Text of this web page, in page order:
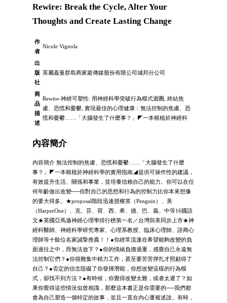
Rewire: Break the Cycle, Alter Your
Thoughts and Create Lasting Change
作
者
Nicole Vignola
出
版
社
英屬蓋曼群島商家庭傳媒股份有限公司城邦分公司
商
品
描
述
Rewire-神經可塑性: 用神經科學突破行為模式迴圈, 終結焦
慮、恐慌和憂鬱, 實現最佳的心理健康：無法控制的焦慮、恐
慌和憂鬱……「大腦發生了什麼事？」◤一本根植於神經科
內容簡介
內容簡介 無法控制的焦慮、恐慌和憂鬱……「大腦發生了什麼
事？」◤一本根植於神經科學的實用指南◢提供可操作性的建議，
有效提升生活、關係和事業，並培養信賴自己的能力。你可以在任
何年齡做出改變──你對自己的思想和行為的控制力比你本來想像
的要大得多。★proposal階段迅速授權英（Penguin）、美
（HarperOne）、克、芬、荷、西、希、德、巴、義、中等16國語
文★英國亞馬遜神經心理學排行榜第一名／台灣與美同步上市★神
經科醫師、神經科學研究專家、心理系教授、臨床心理師、諮商心
理師等十餘位名家誠摯推薦！！●你經常流連在希望能夠改變的負
面過往之中，而無法放下？●你的情緒負擔過重，感覺自己永遠無
法控制它們？●你很難集中精力工作，甚至要苦苦掙扎才照顧得了
自己？●否定的信念阻礙了你發揮潛能，你想改變這樣的行為模
式，卻找不到方法？●有時候，你覺得改變太難，或者太遲了？如
果你覺得這些情況似曾相識，那麼這本書正是你需要的──我們都
會為自己塑造一個特定的故事，並且一直在內心重複述說。有時，